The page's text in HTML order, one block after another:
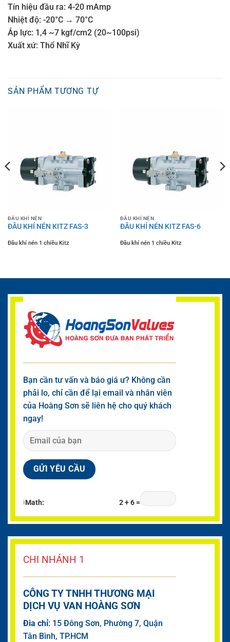
Tín hiệu đầu ra: 4-20 mAmp
Nhiệt độ: -20°C → 70°C
Áp lực: 1,4 ~7 kgf/cm2 (20~100psi)
Xuất xứ: Thổ Nhĩ Kỳ
SẢN PHẨM TƯƠNG TỰ
ĐẦU KHÍ NÉN
ĐẦU KHÍ NÉN KITZ FAS-3
Đầu khí nén 1 chiều Kitz
ĐẦU KHÍ NÉN
ĐẦU KHÍ NÉN KITZ FAS-6
Đầu khí nén 1 chiều Kitz
Bạn cần tư vấn và báo giá ư? Không cần
phải lo, chỉ cần để lại email và nhân viên
của Hoàng Sơn sẽ liên hệ cho quý khách
ngay!
ℹMath: 2 + 6 =
CHI NHÁNH 1
CÔNG TY TNHH THƯƠNG MẠI
DỊCH VỤ VAN HOÀNG SƠN
Đia chỉ: 15 Đông Sơn, Phường 7, Quận
Tân Bình, TP.HCM